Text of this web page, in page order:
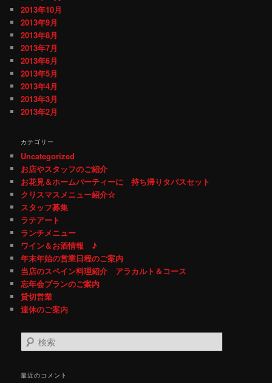
2013年10月
2013年9月
2013年8月
2013年7月
2013年6月
2013年5月
2013年4月
2013年3月
2013年2月
カテゴリー
Uncategorized
お店やスタッフのご紹介
お花見＆ホームパーティーに 持ち帰りタパスセット
クリスマスメニュー紹介☆
スタッフ募集
ラテアート
ランチメニュー
ワイン＆お酒情報 ♪
年末年始の営業日程のご案内
当店のスペイン料理紹介 アラカルト＆コース
忘年会プランのご案内
貸切営業
連休のご案内
検索
最近のコメント